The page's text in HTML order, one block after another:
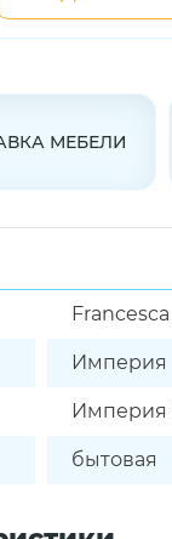
МЕБЕЛИ
Империя
Империя
бытовая